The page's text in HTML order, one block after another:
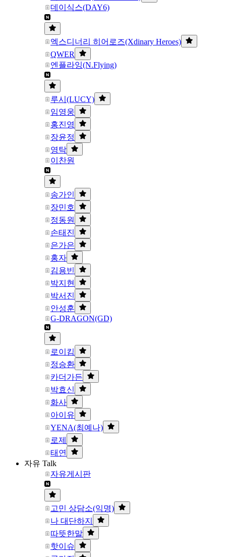
데이식스(DAY6)
엑스디너리 히어로즈(Xdinary Heroes)
QWER
엔플라잉(N.Flying)
루시(LUCY)
임영웅
홍진영
장윤정
영탁
이찬원
송가인
장민호
정동원
손태진
은가은
홍자
김용빈
박지현
박서진
안성훈
G-DRAGON(GD)
로이킴
정승환
카더가든
박효신
화사
아이유
YENA(최예나)
로제
태연
자유 Talk
자유게시판
고민 상담소(익명)
나 대단하지
따뜻한말
핫이슈